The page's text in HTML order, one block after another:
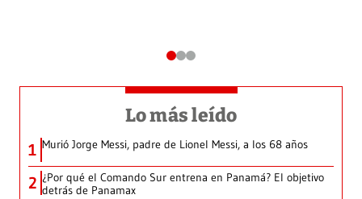
Lo más leído
1 Murió Jorge Messi, padre de Lionel Messi, a los 68 años
2 ¿Por qué el Comando Sur entrena en Panamá? El objetivo
detrás de Panamax